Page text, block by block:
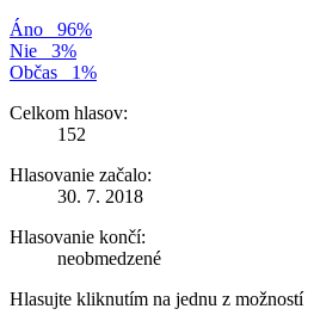
Áno
96%
Nie
3%
Občas
1%
Celkom hlasov:
152
Hlasovanie začalo:
30. 7. 2018
Hlasovanie končí:
neobmedzené
Hlasujte kliknutím na jednu z možností